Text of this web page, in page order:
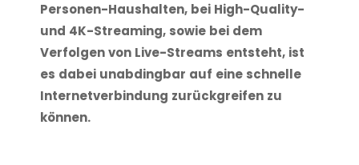
Personen-Haushalten, bei High-Quality-
und 4K-Streaming, sowie bei dem
Verfolgen von Live-Streams entsteht, ist
es dabei unabdingbar auf eine schnelle
Internetverbindung zurückgreifen zu
können.